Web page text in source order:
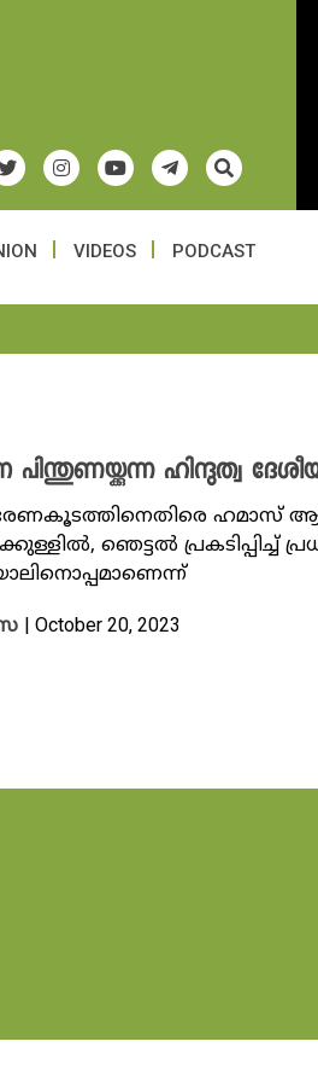
VIDEOS PODCAST
ഹിന്ദുത്വ
ഹമാസ്
ഞെട്ടൽ പ്രകടിപ്പിച്ച്
| October 20, 2023